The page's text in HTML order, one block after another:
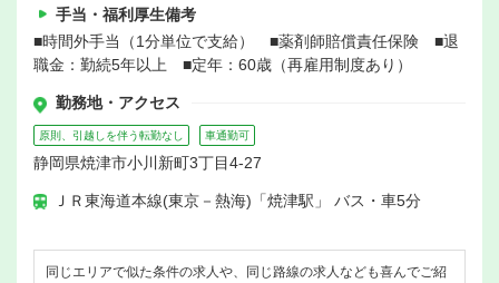
手当・福利厚生備考
■時間外手当（1分単位で支給） ■薬剤師賠償責任保険 ■退
職金：勤続5年以上 ■定年：60歳（再雇用制度あり）
勤務地・アクセス
原則、引越しを伴う転勤なし 車通勤可
静岡県焼津市小川新町3丁目4-27
ＪＲ東海道本線(東京－熱海)「焼津駅」 バス・車5分
同じエリアで似た条件の求人や、同じ路線の求人なども喜んでご紹